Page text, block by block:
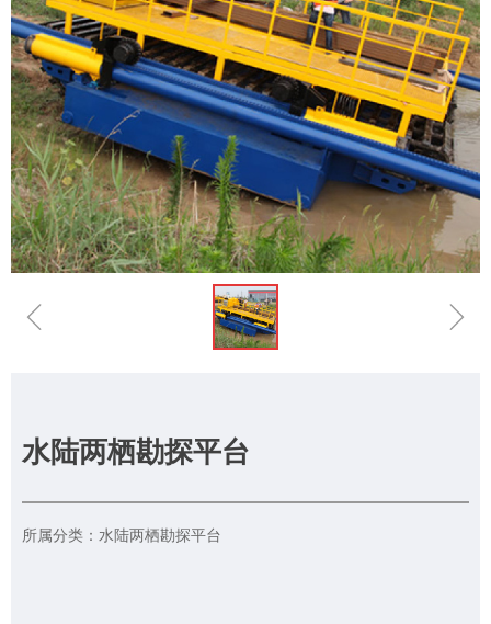
ꁆ ꁇ
水陆两栖勘探平台
所属分类：水陆两栖勘探平台